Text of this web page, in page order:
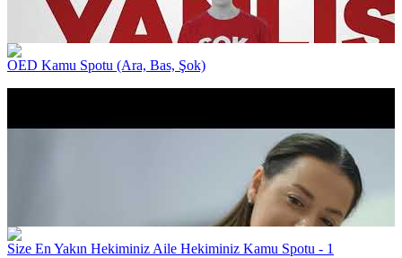
OED Kamu Spotu (Ara, Bas, Şok)
Size En Yakın Hekiminiz Aile Hekiminiz Kamu Spotu - 1